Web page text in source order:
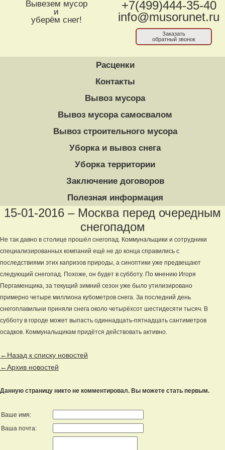
Вывезем мусор
и
уберём снег!
+7(499)444-35-40
info@musorunet.ru
Заказать
обратный звонок
Расценки
Контакты
Вывоз мусора
Вывоз мусора самосвалом
Вывоз строительного мусора
Уборка и вывоз снега
Уборка территории
Заключение договоров
Полезная информация
15-01-2016 – Москва перед очередным
снегопадом
Не так давно в столице прошёл снегопад. Коммунальщики и сотрудники
специализированных компаний ещё не до конца справились с
последствиями этих капризов природы, а синоптики уже предвещают
следующий снегопад. Похоже, он будет в субботу. По мнению Игоря
Пергаменщика, за текущий зимний сезон уже было утилизировано
примерно четыре миллиона кубометров снега. За последний день
снегоплавильни приняли снега около четырёхсот шестидесяти тысяч. В
субботу в городе может выпасть одиннадцать-пятнадцать сантиметров
осадков. Коммунальщикам придётся действовать активно.
←Назад к списку новостей
←Архив новостей
Данную страницу никто не комментировал. Вы можете стать первым.
Ваше имя:
Ваша почта: